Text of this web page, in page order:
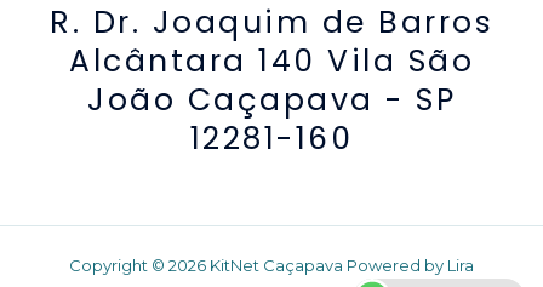
R. Dr. Joaquim de Barros
Alcântara 140 Vila São
João Caçapava - SP
12281-160
Copyright © 2026 KitNet Caçapava Powered by Lira